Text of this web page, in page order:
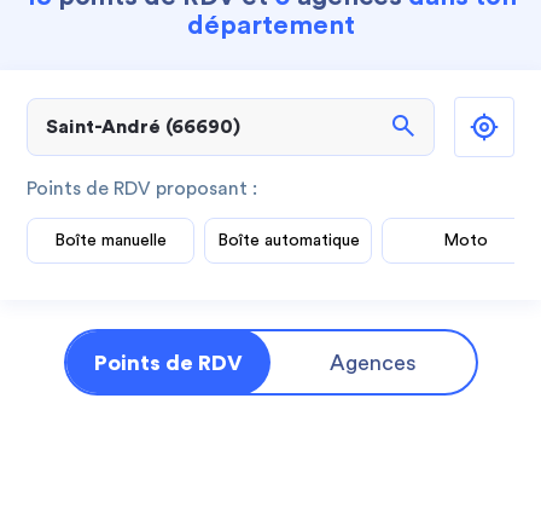
département
search
Points de RDV proposant :
Boîte manuelle Boîte automatique Moto
Points de RDV Agences